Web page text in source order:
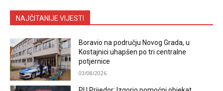
NAJČITANIJE VIJESTI
Boravio na području Novog Grada, u
Kostajnici uhapšen po tri centralne
potjernice
03/08/2026